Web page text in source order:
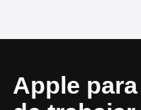
Apple